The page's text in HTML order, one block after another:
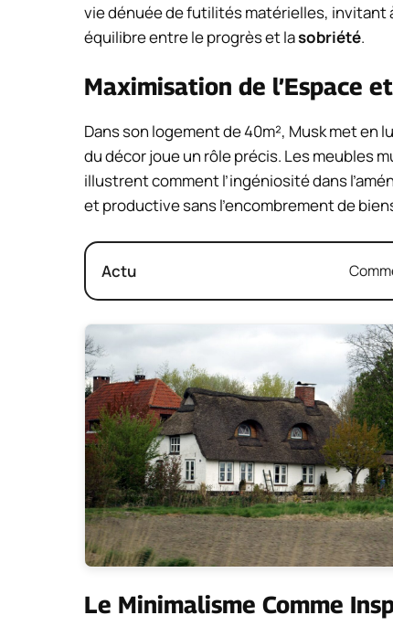
vie dénuée de futilités matérielles, invitant
équilibre entre le progrès et lasobriété.
Maximisation de l’Espace
Dans son logement de 40m², Musk met en
du décor joue un rôle précis. Les meubles
illustrent comment l’ingéniosité dans
et productive sans l’encombrement de
Actu
Le Minimalisme Comme